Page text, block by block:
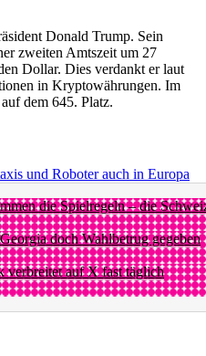
Donald Trump. Sein
zweiten Amtszeit um 27
Dollar. Dies verdankt er laut
in Kryptowährungen. Im
dem 645. Platz.
und Roboter auch in Europa
die Spielregeln – die
doch Wahlbetrug gegeben
verbreitet auf X fast täglich